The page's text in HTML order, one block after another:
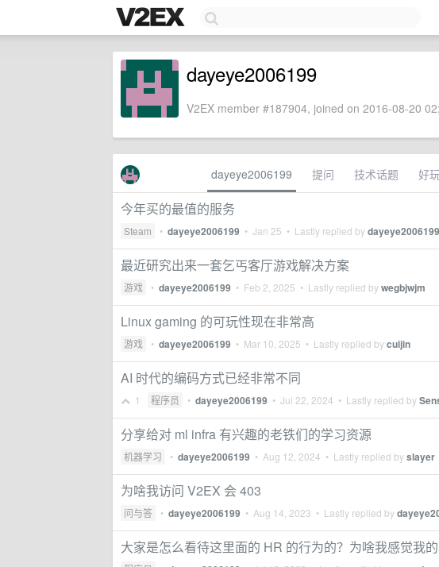
dayeye2006199
V2EX member #187904, joined on 2016-08-20
dayeye2006199 提问 技术话题 好
今年买的最值的服务
Steam • dayeye2006199 • Jan 25 • Lastly replied bydayeye2006199
最近研究出来一套乞丐客厅游戏解决方案
游戏 • dayeye2006199 • Feb 2, 2025 • Lastly replied bywegbjwjm
Linux gaming 的可玩性现在非常高
游戏 • dayeye2006199 • Mar 10, 2025 • Lastly replied bycuijin
AI 时代的编码方式已经非常不同
1 程序员 • dayeye2006199 • Jul 22, 2024 • Lastly replied by
分享给对 ml infra 有兴趣的老铁们的学习资源
机器学习 • dayeye2006199 • Aug 12, 2024 • Lastly replied byslayer
为啥我访问 V2EX 会 403
问与答 • dayeye2006199 • Aug 14, 2023 • Lastly replied by
大家是怎么看待这里面的 HR 的行为的？为啥我感觉我